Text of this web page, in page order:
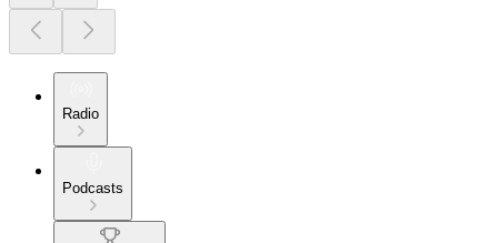
Radio
Podcasts